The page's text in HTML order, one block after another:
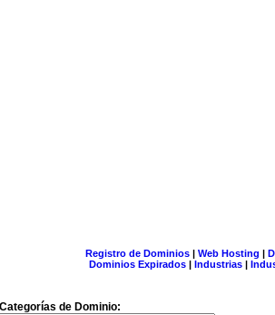
Registro de Dominios| Web Hosting |
Dominios Expirados | Industrias |
Categorías de Dominio: